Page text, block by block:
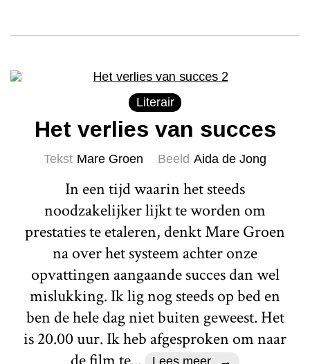
Literair
Het verlies van succes
Tekst Mare Groen Beeld Aida de Jong
In een tijd waarin het steeds
noodzakelijker lijkt te worden om
prestaties te etaleren, denkt Mare Groen
na over het systeem achter onze
opvattingen aangaande succes dan wel
mislukking. Ik lig nog steeds op bed en
ben de hele dag niet buiten geweest. Het
is 20.00 uur. Ik heb afgesproken om naar
Lees meer